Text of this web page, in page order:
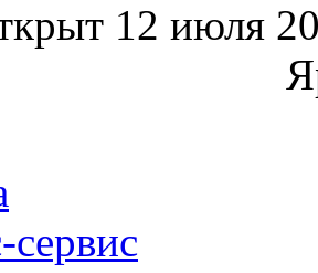
12 июля
сервис